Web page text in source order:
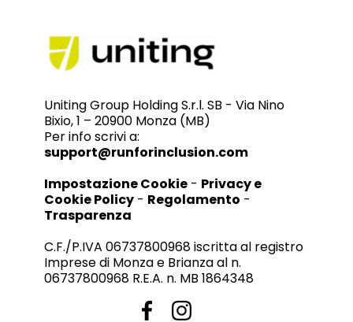
Uniting Group Holding S.r.l. SB - Via Nino
Bixio, 1 – 20900 Monza (MB)
Per info scrivi a:
support@runforinclusion.com
Impostazione Cookie - Privacy e
Cookie Policy - Regolamento -
Trasparenza
C.F./P.IVA 06737800968 iscritta al registro
Imprese di Monza e Brianza al n.
06737800968 R.E.A. n. MB 1864348